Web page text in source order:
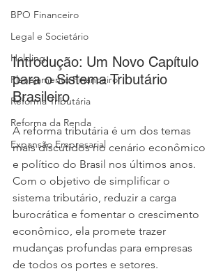
BPO Financeiro
Legal e Societário
Holding
Planejamento Financeiro
Reforma Tributária
Reforma da Renda
Expansão Empresarial
Introdução: Um Novo Capítulo
para o Sistema Tributário
Brasileiro
A reforma tributária é um dos temas
mais discutidos no cenário econômico
e político do Brasil nos últimos anos.
Com o objetivo de simplificar o
sistema tributário, reduzir a carga
burocrática e fomentar o crescimento
econômico, ela promete trazer
mudanças profundas para empresas
de todos os portes e setores.